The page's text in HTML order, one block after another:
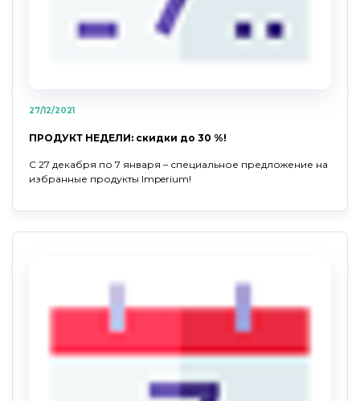
27/12/2021
ПРОДУКТ НЕДЕЛИ: скидки до 30 %!
С 27 декабря по 7 января – специальное предложение на
избранные продукты Imperium!